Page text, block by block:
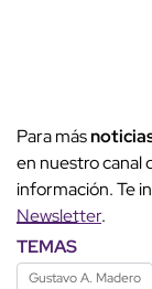
Para más
en nuestro canal
información. Te
Newsletter.
TEMAS
Gustavo A. Madero